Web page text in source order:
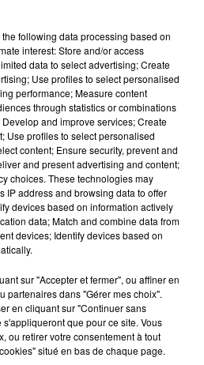
à 14h45 par Aurélie AMCN
toilettes habillé en femme et
qui a ensuite prévenu
a été arrêté par la
son domicile pour y
sous haute
CNN, le fraudeur devra
son acte devant la justice
: l'éruption du volcan
fourmilier géant fait son retour
en Argentine, et en pleine...
the following data processing based on
interest: Store and/or access
data to select advertising; Create
Use profiles to select personalised
performance; Measure content
through statistics or combinations
and improve services; Create
Use profiles to select personalised
content; Ensure security, prevent and
and present advertising and content;
choices. These technologies may
IP address and browsing data to offer
devices based on information actively
data; Match and combine data from
devices; Identify devices based on
sur "Accepter et fermer", ou affiner en
partenaires dans "Gérer mes choix".
en cliquant sur "Continuer sans
que pour ce site. Vous
ou retirer votre consentement à tout
situé en bas de chaque page.